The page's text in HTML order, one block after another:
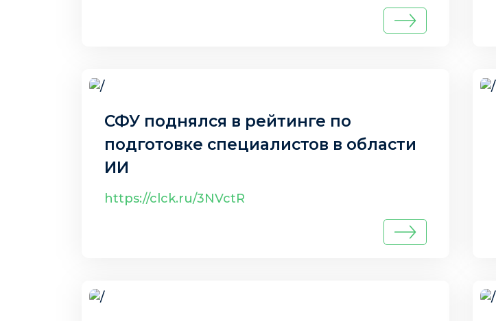
СФУ поднялся в рейтинге по
подготовке специалистов в области
ИИ
https://clck.ru/3NVctR